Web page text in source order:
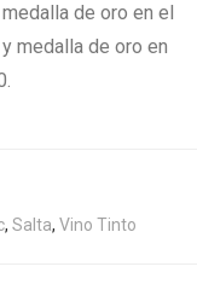
de oro en el
medalla de oro en
, Salta, Vino Tinto